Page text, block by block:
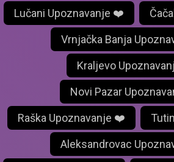
Lučani Upoznavanje ❤️
Vrnjačka Banja
Kraljevo
Novi Pazar
Raška Upoznavanje ❤️
Aleksandrovac